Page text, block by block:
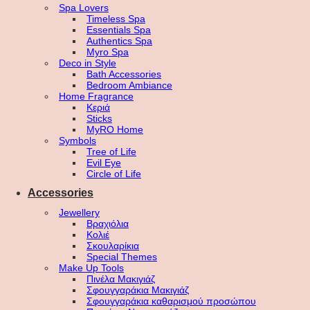
Spa Lovers
Timeless Spa
Essentials Spa
Authentics Spa
Myro Spa
Deco in Style
Bath Accessories
Bedroom Ambiance
Home Fragrance
Κεριά
Sticks
MyRO Home
Symbols
Tree of Life
Evil Eye
Circle of Life
Accessories
Jewellery
Βραχιόλια
Κολιέ
Σκουλαρίκια
Special Themes
Make Up Tools
Πινέλα Μακιγιάζ
Σφουγγαράκια Μακιγιάζ
Σφουγγαράκια καθαρισμού προσώπου